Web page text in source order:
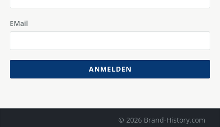
EMail
ANMELDEN
© 2026 Brand-History.com